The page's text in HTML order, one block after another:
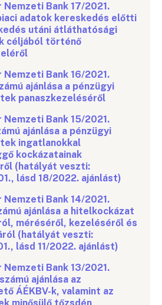
Nemzeti Bank 17/2021.
adatok kereskedés előtti
utáni átláthatósági
céljából történő
Nemzeti Bank 16/2021.
ajánlása a pénzügyi
panaszkezeléséről
Nemzeti Bank 15/2021.
ajánlása a pénzügyi
ingatlanokkal
kockázatainak
(hatályát veszti:
lásd 18/2022. ajánlást)
Nemzeti Bank 14/2021.
ajánlása a hitelkockázat
méréséről, kezeléséről és
(hatályát veszti:
lásd 11/2022. ajánlást)
Nemzeti Bank 13/2021.
ajánlása az
ÁÉKBV-k, valamint az